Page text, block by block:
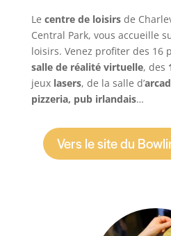
Le centre de loisirsde
Central Park, vous accueille
loisirs. Venez profiter des 16
salle de réalité virtuelle, des
jeux lasers, de la salle d’
pizzeria, pub irlandais…
Vers le site du